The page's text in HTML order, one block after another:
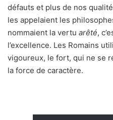
défauts et plus de nos
les appelaient les
nommaient la vertu arêté,
l’excellence. Les Romains
vigoureux, le fort, qui ne se
la force de caractère.